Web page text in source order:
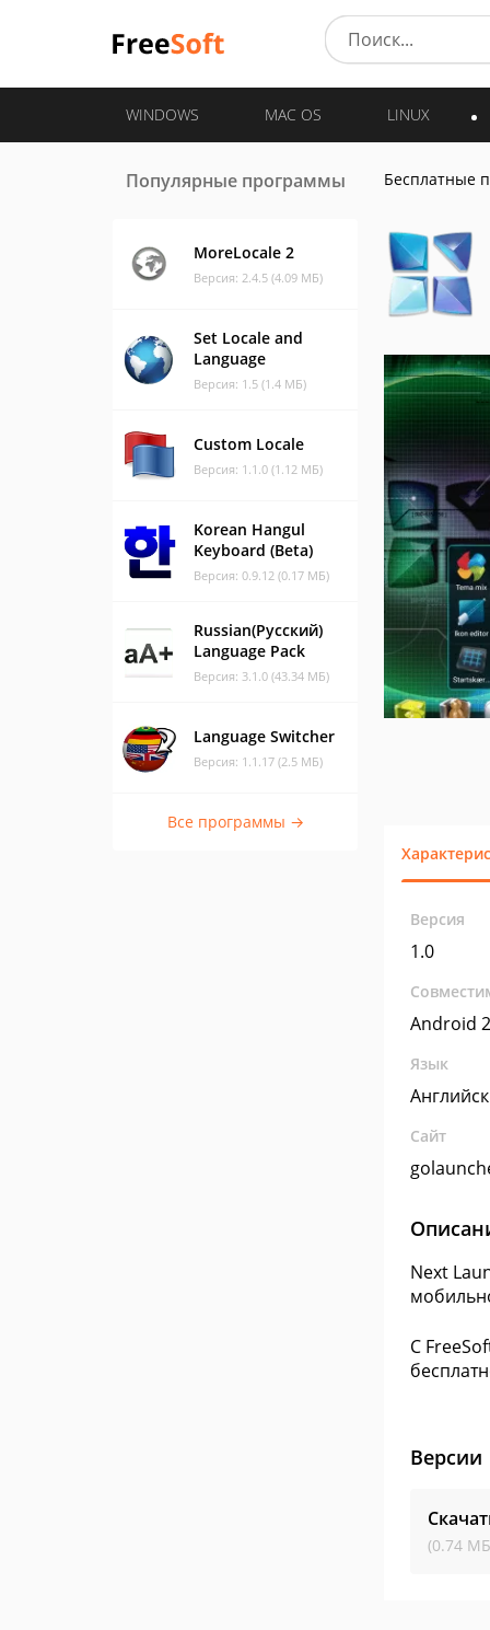
WINDOWS MAC OS LINUX
Популярные программы
MoreLocale 2
Версия: 2.4.5 (4.09 МБ)
Set Locale and
Language
Версия: 1.5 (1.4 МБ)
Custom Locale
Версия: 1.1.0 (1.12 МБ)
Korean Hangul
Keyboard (Beta)
Версия: 0.9.12 (0.17 МБ)
Russian(Русский)
Language Pack
Версия: 3.1.0 (43.34 МБ)
Language Switcher
Версия: 1.1.17 (2.5 МБ)
Все программы →
Бесплатные
Версия
1.0
Android
Язык
Сайт
Next
С
Версии
(0.74